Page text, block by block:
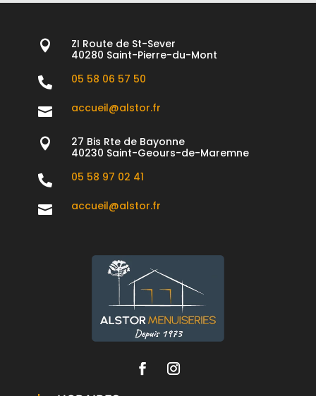

ZI Route de St-Sever
40280 Saint-Pierre-du-Mont
 05 58 06 57 50
 accueil@alstor.fr

27 Bis Rte de Bayonne
40230 Saint-Geours-de-Maremne
 05 58 97 02 41
 accueil@alstor.fr